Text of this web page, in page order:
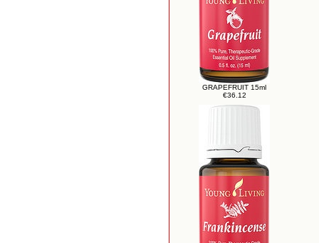
GRAPEFRUIT 15ml
€36.12